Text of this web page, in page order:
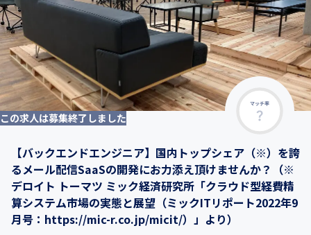
マッチ率
この求人は募集終了しました
【バックエンドエンジニア】国内トップシェア（※）を誇
るメール配信SaaSの開発にお力添え頂けませんか？（※
デロイト トーマツ ミック経済研究所「クラウド型経費精
算システム市場の実態と展望（ミックITリポート2022年9
月号：https://mic-r.co.jp/micit/）」より）